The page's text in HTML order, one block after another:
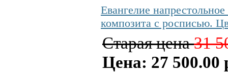
Евангелие
композита с росписью.
Старая цена31
Цена: 27 500.00